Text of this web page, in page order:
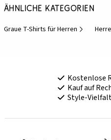
Ähnliche Kategorien
Graue T-Shirts für Herren
Kostenlose
Kauf auf
Style-